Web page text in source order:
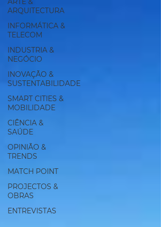
ARQUITECTURA
INFORMÁTICA &
TELECOM
INDUSTRIA &
NEGÓCIO
INOVAÇÃO &
SUSTENTABILIDADE
SMART CITIES &
MOBILIDADE
CIÊNCIA &
SAÚDE
OPINIÃO &
TRENDS
MATCH POINT
PROJECTOS &
OBRAS
ENTREVISTAS